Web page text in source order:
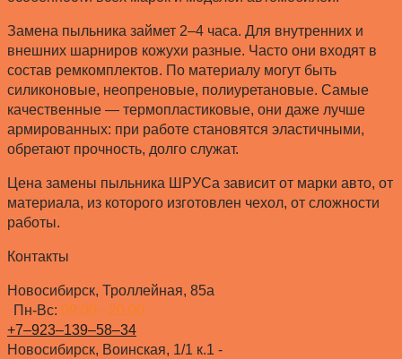
Замена пыльника займет 2–4 часа. Для внутренних и
внешних шарниров кожухи разные. Часто они входят в
состав ремкомплектов. По материалу могут быть
силиконовые, неопреновые, полиуретановые. Самые
качественные — термопластиковые, они даже лучше
армированных: при работе становятся эластичными,
обретают прочность, долго служат.
Цена замены пыльника ШРУСа зависит от марки авто, от
материала, из которого изготовлен чехол, от сложности
работы.
Контакты
Новосибирск, Троллейная, 85а
Пн-Вс: 09.00 - 20.00
+7‒923‒139‒58‒34
Новосибирск, Воинская, 1/1 к.1 -